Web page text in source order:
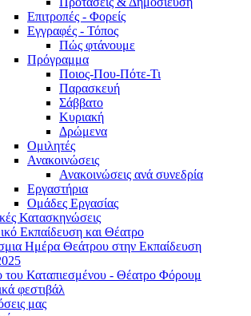
Επιτροπές - Φορείς
Εγγραφές - Τόπος
Πώς φτάνουμε
Πρόγραμμα
Ποιος-Που-Πότε-Τι
Παρασκευή
Σάββατο
Κυριακή
Δρώμενα
Ομιλητές
Ανακοινώσεις
Ανακοινώσεις ανά συνεδρία
Εργαστήρια
Ομάδες Εργασίας
Κατασκηνώσεις
Εκπαίδευση και Θέατρο
Ημέρα Θεάτρου στην Εκπαίδευση
του Καταπιεσμένου - Θέατρο Φόρουμ
φεστιβάλ
μας